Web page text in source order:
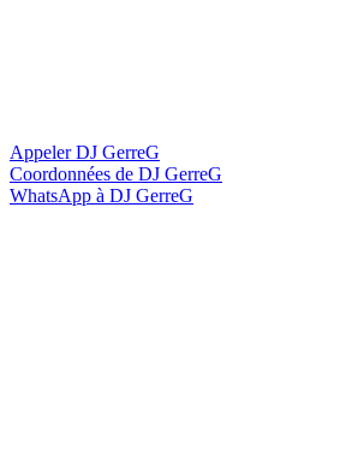
Appeler DJ GerreG
Coordonnées de DJ GerreG
WhatsApp à DJ GerreG